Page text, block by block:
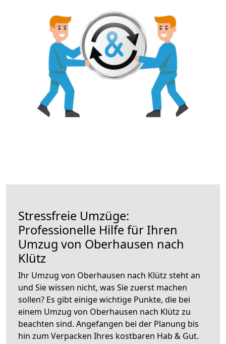
Stressfreie Umzüge:
Professionelle Hilfe für Ihren
Umzug von Oberhausen nach
Klütz
Ihr Umzug von Oberhausen nach Klütz steht an
und Sie wissen nicht, was Sie zuerst machen
sollen? Es gibt einige wichtige Punkte, die bei
einem Umzug von Oberhausen nach Klütz zu
beachten sind. Angefangen bei der Planung bis
hin zum Verpacken Ihres kostbaren Hab & Gut.